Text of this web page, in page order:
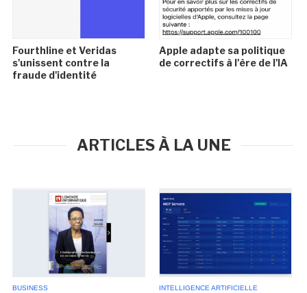
Fourthline et Veridas
s'unissent contre la
fraude d'identité
Apple adapte sa politique
de correctifs à l'ère de l'IA
ARTICLES À LA UNE
BUSINESS INTELLIGENCE ARTIFICIELLE